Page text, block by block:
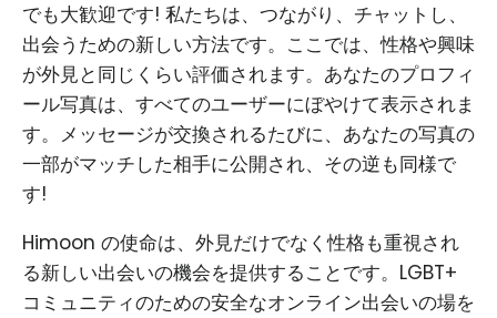
でも大歓迎です! 私たちは、つながり、チャットし、
出会うための新しい方法です。ここでは、性格や興味
が外見と同じくらい評価されます。あなたのプロフィ
ール写真は、すべてのユーザーにぼやけて表示されま
す。メッセージが交換されるたびに、あなたの写真の
一部がマッチした相手に公開され、その逆も同様で
す!
Himoon の使命は、外見だけでなく性格も重視され
る新しい出会いの機会を提供することです。LGBT+
コミュニティのための安全なオンライン出会いの場を